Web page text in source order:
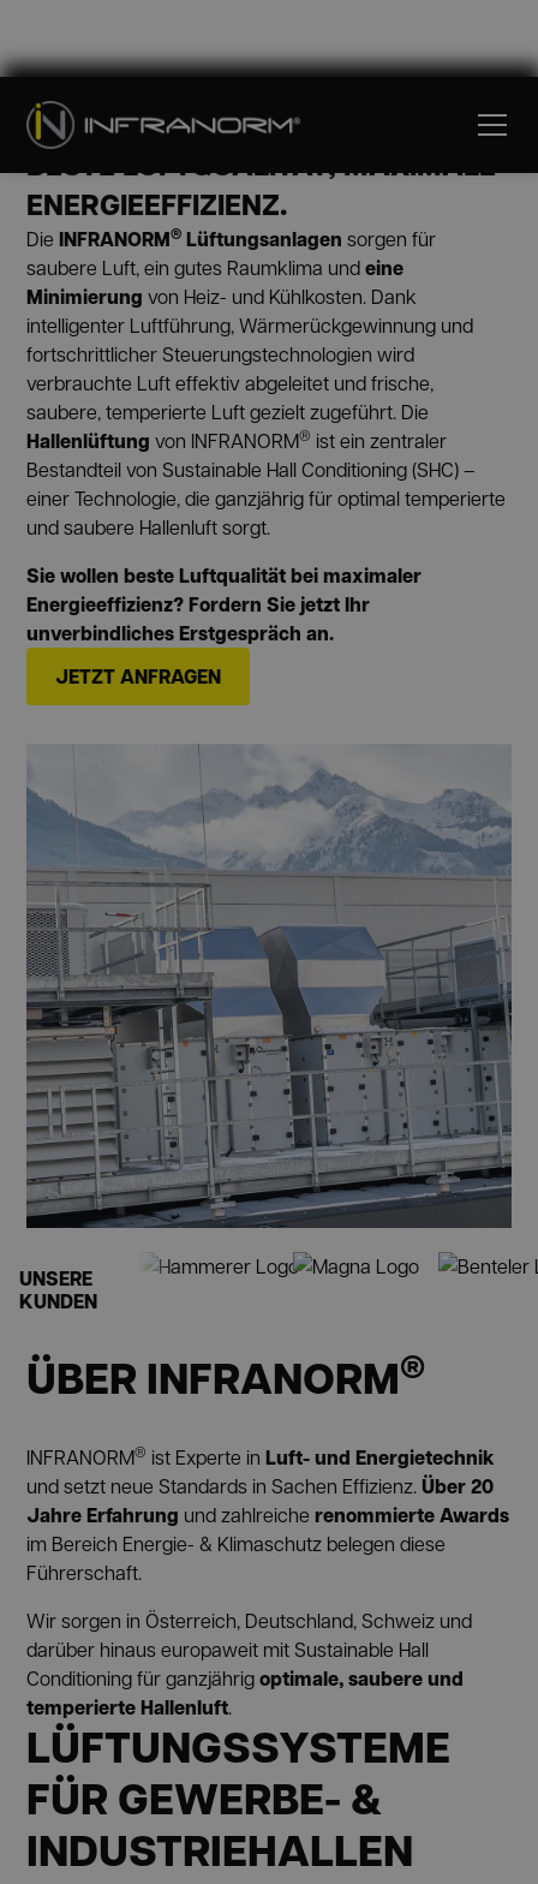
HALLENLÜFTUNG
BESTE LUFTQUALITÄT, MAXIMALE
ENERGIEEFFIZIENZ.
DieINFRANORM® Lüftungsanlagen sorgen für
saubere Luft, ein gutes Raumklima undeine
Minimierung von Heiz- und Kühlkosten. Dank
intelligenter Luftführung, Wärmerückgewinnung und
fortschrittlicher Steuerungstechnologien wird
verbrauchte Luft effektiv abgeleitet und frische,
saubere, temperierte Luft gezielt zugeführt. Die
Hallenlüftung von INFRANORM® ist ein zentraler
Bestandteil von Sustainable Hall Conditioning (SHC) –
einer Technologie, die ganzjährig für optimal temperierte
und saubere Hallenluft sorgt.
Sie wollen beste Luftqualität bei maximaler
Energieeffizienz? Fordern Sie jetzt Ihr
unverbindliches Erstgespräch an.
JETZT ANFRAGEN
UNSERE
KUNDEN
ÜBER INFRANORM®
INFRANORM® ist Experte inLuft- und Energietechnik
und setzt neue Standards in Sachen Effizienz.Über 20
Jahre Erfahrung und zahlreicherenommierte Awards
im Bereich Energie- & Klimaschutz belegen diese
Führerschaft.
Wir sorgen in Österreich, Deutschland, Schweiz und
darüber hinaus europaweit mit Sustainable Hall
Conditioning für ganzjährigoptimale, saubere und
temperierte Hallenluft.
LÜFTUNGSSYSTEME
FÜR GEWERBE- &
INDUSTRIEHALLEN